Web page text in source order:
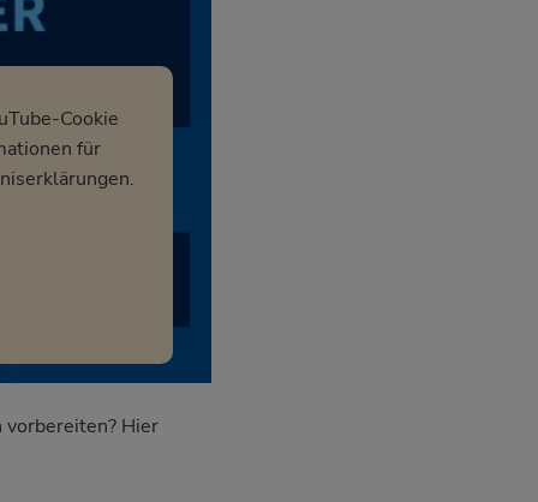
Cookie
für
vorbereiten? Hier